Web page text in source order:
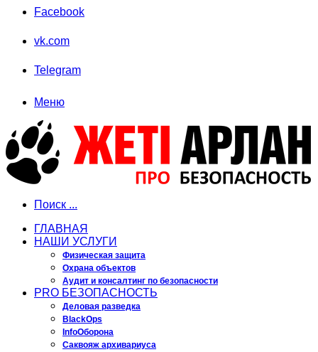
Facebook
vk.com
Telegram
Меню
Поиск ...
ГЛАВНАЯ
НАШИ УСЛУГИ
Физическая защита
Охрана объектов
Аудит и консалтинг по безопасности
PRO БЕЗОПАСНОСТЬ
Деловая разведка
BlackOps
InfoОборона
Саквояж архивариуса